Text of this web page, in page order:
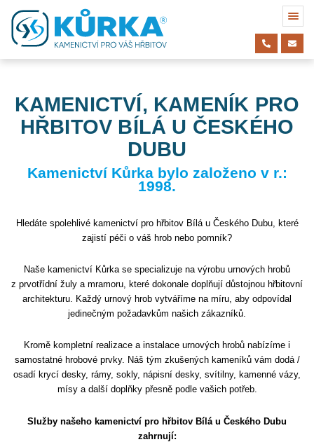
KAMENICTVÍ, KAMENÍK PRO
HŘBITOV BÍLÁ U ČESKÉHO
DUBU
Kamenictví Kůrka bylo založeno v r.:
1998.
Hledáte spolehlivé kamenictví pro hřbitov Bílá u Českého Dubu, které
zajistí péči o váš hrob nebo pomník?
Naše kamenictví Kůrka se specializuje na výrobu urnových hrobů
z prvotřídní žuly a mramoru, které dokonale doplňují důstojnou hřbitovní
architekturu. Každý urnový hrob vytváříme na míru, aby odpovídal
jedinečným požadavkům našich zákazníků.
Kromě kompletní realizace a instalace urnových hrobů nabízíme i
samostatné hrobové prvky. Náš tým zkušených kameníků vám dodá /
osadí krycí desky, rámy, sokly, nápisní desky, svítilny, kamenné vázy,
mísy a další doplňky přesně podle vašich potřeb.
Služby našeho kamenictví pro hřbitov Bílá u Českého Dubu
zahrnují: